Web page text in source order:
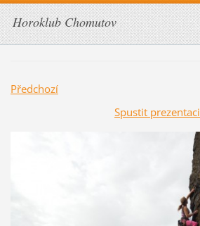
Horoklub Chomutov
Předchozí
Spustit prezentaci